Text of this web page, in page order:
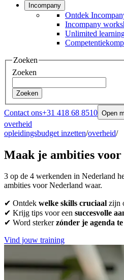
Incompany
Ontdek
Incompany
Unlimited
Zoeken
Zoeken
Zoeken
Contact ons+31 418 68 8510 Open
overheid
opleidingsbudget inzetten/overheid/
Maak je ambities
3 op de 4 werkenden in Nederland
ambities voor Nederland waar.
✔ Ontdek welke skills cruciaal zijn
✔ Krijg tips voor een succesvolle
✔ Word sterkerzónder je agenda
Vind jouw training